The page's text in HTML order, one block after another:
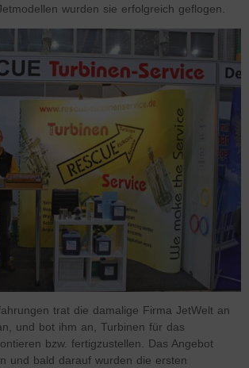
wurden sie erfolgreich geflogen.
trat die damalige Firma JetWelt an
und bot ihm an, Turbinen für das
bzw. fertigzustellen. Das Angebot
und bald darauf wurden die ersten